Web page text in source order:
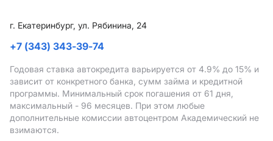
г. Екатеринбург, ул. Рябинина, 24
+7 (343) 343-39-74
Годовая ставка автокредита варьируется от 4.9% до 15% и
зависит от конкретного банка, сумм займа и кредитной
программы. Минимальный срок погашения от 61 дня,
максимальный - 96 месяцев. При этом любые
дополнительные комиссии автоцентром Академический не
взимаются.